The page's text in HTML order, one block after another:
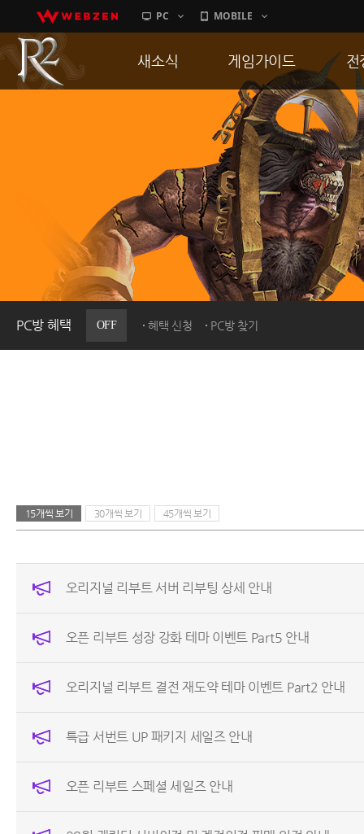
PC MOBILE
PC방 혜택 OFF 혜택 신청 PC방 찾기
새소식
이벤트
히스토리
PC방으로간다
게임가이드
게임 특징
서버가이드
신병훈련소
세부가이드
통합보급센터
전
통
공
15개씩 보기 30개씩 보기 45개씩 보기
오리지널 리부트 서버 리부팅 상세 안내
오픈 리부트 성장 강화 테마 이벤트 Part5 안내
오리지널 리부트 결전 재도약 테마 이벤트 Part2 안내
특급 서번트 UP 패키지 세일즈 안내
오픈 리부트 스페셜 세일즈 안내